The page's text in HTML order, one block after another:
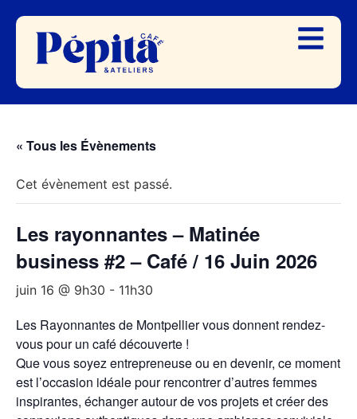
« Tous les Évènements
Cet évènement est passé.
Les rayonnantes – Matinée
business #2 – Café / 16 Juin 2026
juin 16 @ 9h30 - 11h30
Les Rayonnantes de Montpellier vous donnent rendez-
vous pour un café découverte !
Que vous soyez entrepreneuse ou en devenir, ce moment
est l’occasion idéale pour rencontrer d’autres femmes
inspirantes, échanger autour de vos projets et créer des